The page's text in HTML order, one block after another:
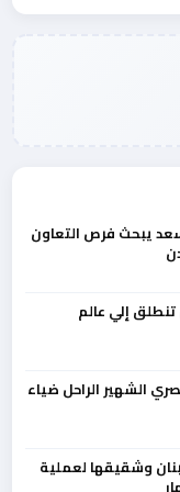
يبحث فرص التعاون
إلي عالم
الشهير الراحل ضياء
وشقيقها لعملية